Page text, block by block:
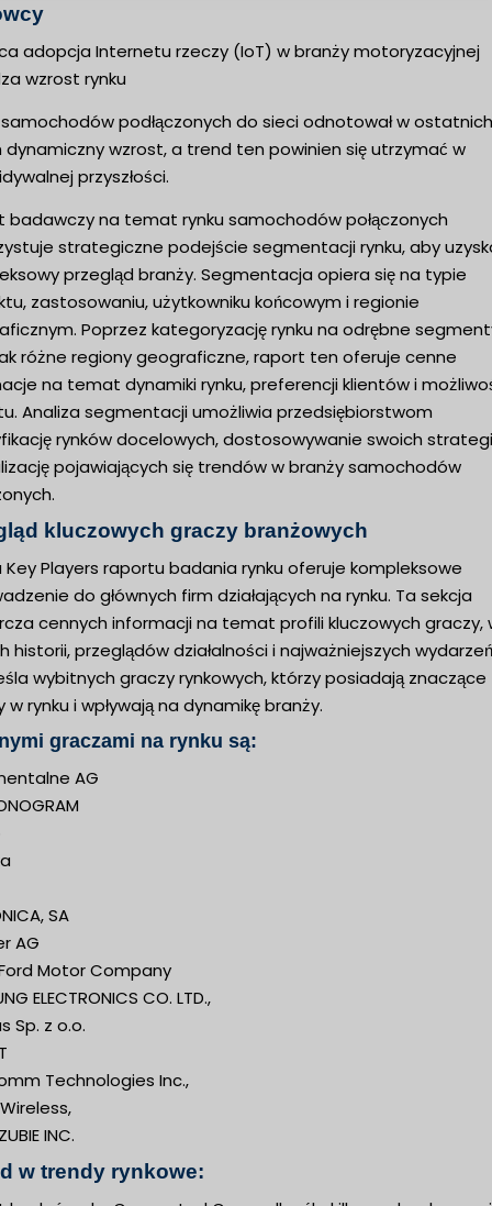
adopcja Internetu rzeczy (IoT) w branży motoryzacyjnej
wzrost rynku
samochodów podłączonych do sieci odnotował w ostatnich
wzrost, a trend ten powinien się utrzymać w
przyszłości.
badawczy na temat rynku samochodów połączonych
strategiczne podejście segmentacji rynku, aby
przegląd branży. Segmentacja opiera się na typie
zastosowaniu, użytkowniku końcowym i regionie
Poprzez kategoryzację rynku na odrębne
różne regiony geograficzne, raport ten oferuje cenne
na temat dynamiki rynku, preferencji klientów i
Analiza segmentacji umożliwia przedsiębiorstwom
rynków docelowych, dostosowywanie swoich
pojawiających się trendów w branży samochodów
kluczowych graczy branżowych
Key Players raportu badania rynku oferuje kompleksowe
do głównych firm działających na rynku. Ta sekcja
cennych informacji na temat profili kluczowych graczy,
historii, przeglądów działalności i najważniejszych
wybitnych graczy rynkowych, którzy posiadają znaczące
w rynku i wpływają na dynamikę branży.
graczami na rynku są:
AG
SA
AG
Motor Company
ELECTRONICS CO. LTD.,
Sp. z o.o.
Technologies Inc.,
INC.
w trendy rynkowe: